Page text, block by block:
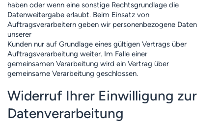
haben oder wenn eine sonstige Rechtsgrundlage die
Datenweitergabe erlaubt. Beim Einsatz von
Auftragsverarbeitern geben wir personenbezogene Daten
unserer
Kunden nur auf Grundlage eines gültigen Vertrags über
Auftragsverarbeitung weiter. Im Falle einer
gemeinsamen Verarbeitung wird ein Vertrag über
gemeinsame Verarbeitung geschlossen.
Widerruf Ihrer Einwilligung zur
Datenverarbeitung